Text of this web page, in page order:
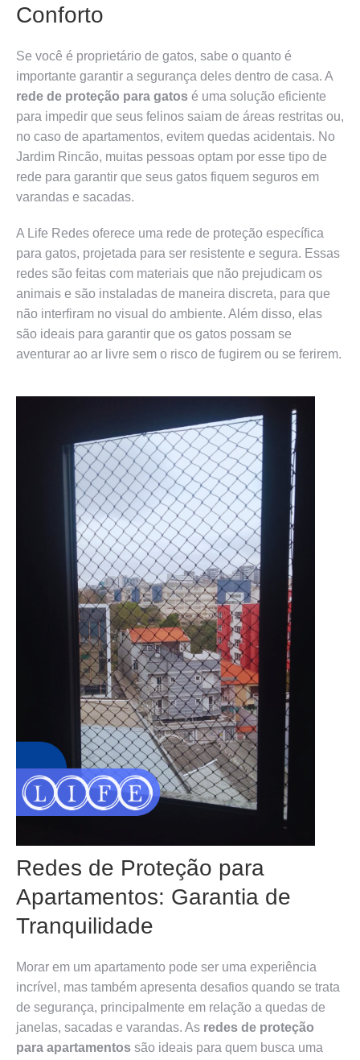
Conforto
Se você é proprietário de gatos, sabe o quanto é
importante garantir a segurança deles dentro de casa. A
rede de proteção para gatos é uma solução eficiente
para impedir que seus felinos saiam de áreas restritas ou,
no caso de apartamentos, evitem quedas acidentais. No
Jardim Rincão, muitas pessoas optam por esse tipo de
rede para garantir que seus gatos fiquem seguros em
varandas e sacadas.
A Life Redes oferece uma rede de proteção específica
para gatos, projetada para ser resistente e segura. Essas
redes são feitas com materiais que não prejudicam os
animais e são instaladas de maneira discreta, para que
não interfiram no visual do ambiente. Além disso, elas
são ideais para garantir que os gatos possam se
aventurar ao ar livre sem o risco de fugirem ou se ferirem.
Redes de Proteção para
Apartamentos: Garantia de
Tranquilidade
Morar em um apartamento pode ser uma experiência
incrível, mas também apresenta desafios quando se trata
de segurança, principalmente em relação a quedas de
janelas, sacadas e varandas. As redes de proteção
para apartamentos são ideais para quem busca uma